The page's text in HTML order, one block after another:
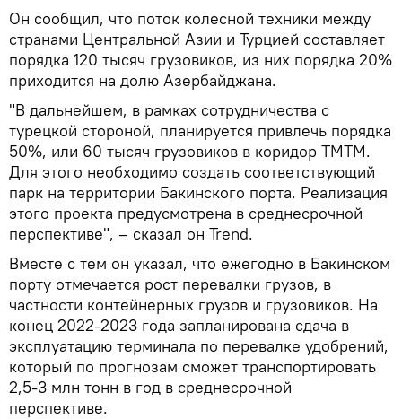
Он сообщил, что поток колесной техники между
странами Центральной Азии и Турцией составляет
порядка 120 тысяч грузовиков, из них порядка 20%
приходится на долю Азербайджана.
"В дальнейшем, в рамках сотрудничества с
турецкой стороной, планируется привлечь порядка
50%, или 60 тысяч грузовиков в коридор ТМТМ.
Для этого необходимо создать соответствующий
парк на территории Бакинского порта. Реализация
этого проекта предусмотрена в среднесрочной
перспективе", – сказал он Trend.
Вместе с тем он указал, что ежегодно в Бакинском
порту отмечается рост перевалки грузов, в
частности контейнерных грузов и грузовиков. На
конец 2022-2023 года запланирована сдача в
эксплуатацию терминала по перевалке удобрений,
который по прогнозам сможет транспортировать
2,5-3 млн тонн в год в среднесрочной
перспективе.